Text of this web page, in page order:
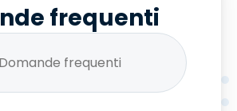
frequenti